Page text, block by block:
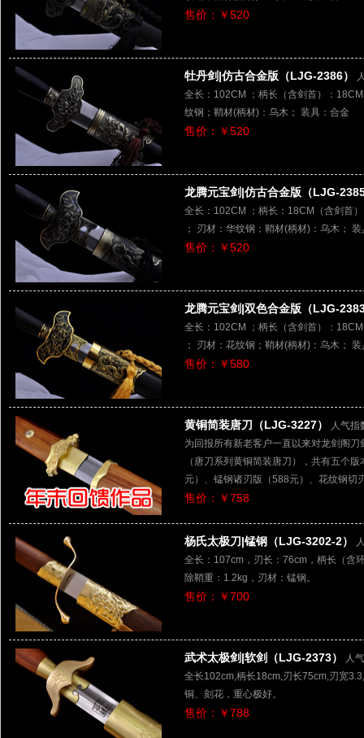
售价：￥520
牡丹剑|仿古合金版（LJG-2386）
全长：102CM ；柄长（含剑首）：
纹钢；鞘材(柄材)：乌木； 装具：合金
售价：￥520
龙腾元宝剑|仿古合金版（LJG-
全长：102CM ；柄长：18CM（含剑首
； 刃材：华纹钢；鞘材(柄材)：乌木；
售价：￥520
龙腾元宝剑|双色合金版（LJG-
全长：102CM ；柄长（含剑首）：
； 刃材：花纹钢；鞘材(柄材)：乌木；
售价：￥580
黄铜简装唐刀（LJG-3227）
人气指
为回报所有新老客户一直以来对龙剑阁
（唐刀系列黄铜简装唐刀），共有五个
元）、锰钢诸刃版（588元）、花纹钢切
售价：￥758
杨氏太极刀|锰钢（LJG-3202-2）
全长：107cm，刃长：76cm，柄长（含
除鞘重：1.2kg，刃材：锰钢。
售价：￥700
武术太极剑|软剑（LJG-2373）
人
全长102cm,柄长18cm,刃长75cm,刃宽
铜、刻花，重心极好。
售价：￥788